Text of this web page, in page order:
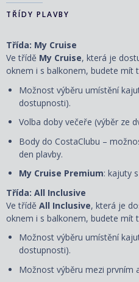
TŘÍDY PLAVBY
Třída: My Cruise
Ve třídě My Cruise, která je
oknem i s balkonem, budete mít
Možnost výběru umístění
dostupnosti).
Volba doby večeře (výběr ze
Body do CostaClubu –
den plavby.
My Cruise Premium: kajuty
Třída: All Inclusive
Ve třídě All Inclusive, která je
oknem i s balkonem, budete mít
Možnost výběru umístění
dostupnosti).
Možnost výběru mezi prvním